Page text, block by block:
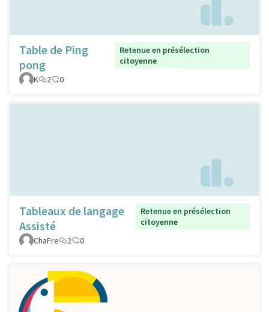
Table de Ping
pong
Retenue en présélection
citoyenne
K
2 0
Tableaux de langage
Assisté
Retenue en présélection
citoyenne
ChaFre
2 0